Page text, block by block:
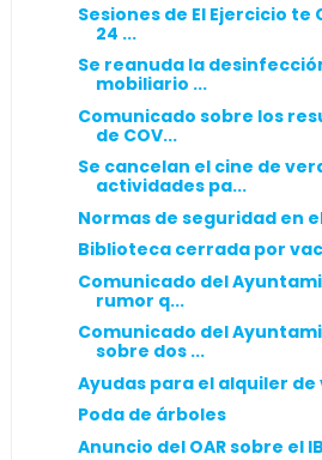
Sesiones de El Ejercicio te
24 ...
Se reanuda la
mobiliario ...
Comunicado sobre los
de COV...
Se cancelan el cine de
actividades pa...
Normas de seguridad en
Biblioteca cerrada por
Comunicado del
rumor q...
Comunicado del
sobre dos ...
Ayudas para el alquiler de
Poda de árboles
Anuncio del OAR sobre el